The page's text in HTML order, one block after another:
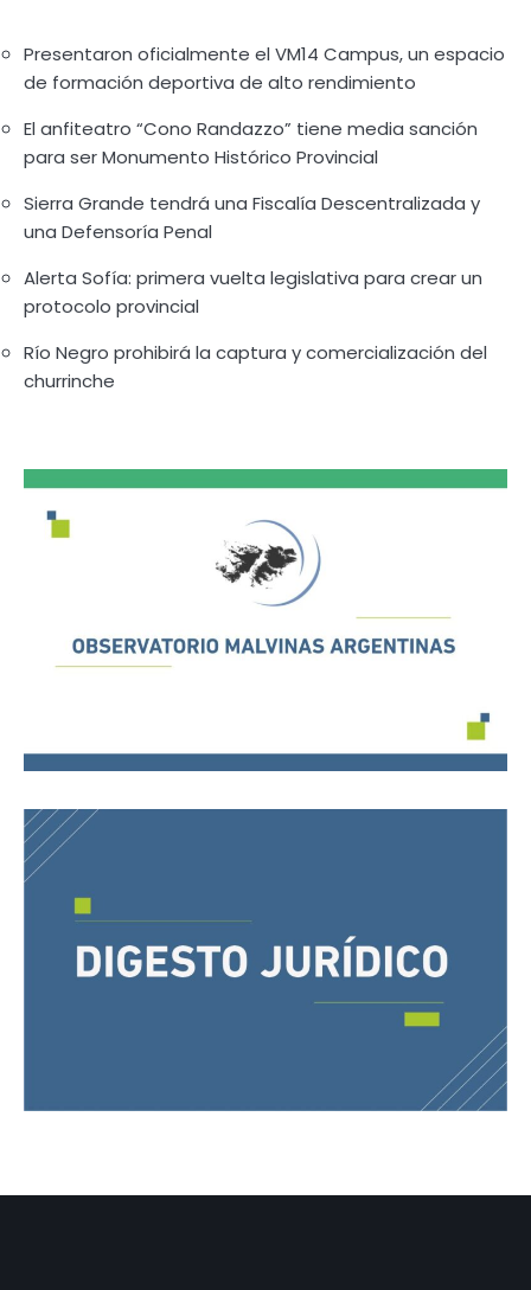
Presentaron oficialmente el VM14 Campus, un espacio
de formación deportiva de alto rendimiento
El anfiteatro “Cono Randazzo” tiene media sanción
para ser Monumento Histórico Provincial
Sierra Grande tendrá una Fiscalía Descentralizada y
una Defensoría Penal
Alerta Sofía: primera vuelta legislativa para crear un
protocolo provincial
Río Negro prohibirá la captura y comercialización del
churrinche